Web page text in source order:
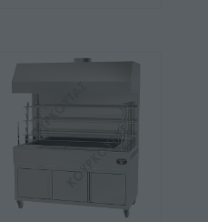
Αυτό
προϊόν
έχει
παραλλαγές.